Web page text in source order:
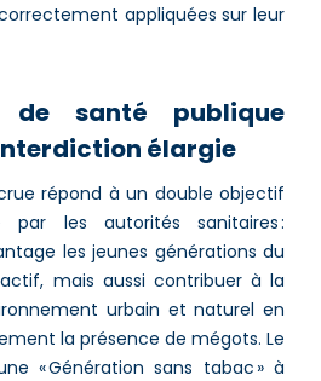
appliquées sur leur
de santé publique
élargie
répond à un double objectif
par les autorités sanitaires :
les jeunes générations du
mais aussi contribuer à la
urbain et naturel en
la présence de mégots. Le
« Génération sans tabac » à